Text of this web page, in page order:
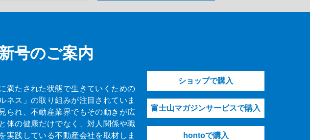
号のご案内
満たされた状態で生きていくための
ネス」の取り組みが注目されていま
られ、不動産業界でもその動きが広
体の健康だけでなく、対人関係や職
実践している不動産会社を取材しま
ショップで購入
富士山マガジンサービスで購入
hontoで購入